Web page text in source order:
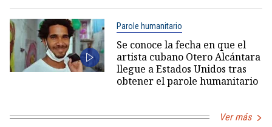
Parole humanitario
Se conoce la fecha en que el
artista cubano Otero Alcántara
llegue a Estados Unidos tras
obtener el parole humanitario
Ver más